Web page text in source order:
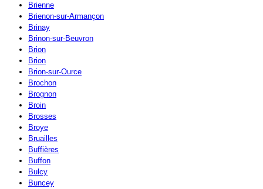
Brienne
Brienon-sur-Armançon
Brinay
Brinon-sur-Beuvron
Brion
Brion
Brion-sur-Ource
Brochon
Brognon
Broin
Brosses
Broye
Bruailles
Buffières
Buffon
Bulcy
Buncey